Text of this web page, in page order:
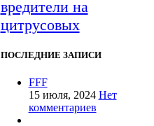
вредители на
цитрусовых
ПОСЛЕДНИЕ ЗАПИСИ
FFF
15 июля, 2024 Нет
комментариев